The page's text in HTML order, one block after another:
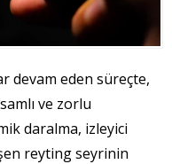
devam eden süreçte,
ve zorlu
daralma, izleyici
reyting seyrinin